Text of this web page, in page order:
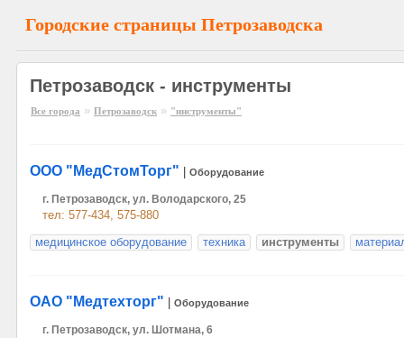
Городские страницы Петрозаводска
Петрозаводск - инструменты
Все города » Петрозаводск » "инструменты"
ООО "МедСтомТорг" Оборудование
г. Петрозаводск, ул. Володарского, 25
тел: 577-434, 575-880
медицинское оборудование
техника инструменты
ОАО "Медтехторг" Оборудование
г. Петрозаводск, ул. Шотмана, 6